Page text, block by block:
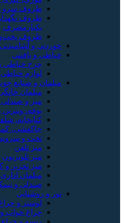
ظروف سرو و
ظروف نگهدارنده،
یکبارمصرف
ظروف پخت‌وپز
خوردنی و آشامیدنی
خیاطی و بافتنی
چرخ خیاطی و
لوازم خیاطی و بافتنی
مبلمان و صنایع چوب
مبلمان خانگی و
میز و صندلی
بوفه، ویترین و
کتابخانه، شلف و
جاکفشی، کمد و
تخت و سرویس خواب
میز تلفن
میز تلویزیون
میز تحریر و کامپیوتر
مبلمان اداری
صندلی و نیمکت
نور و روشنایی
لوستر و چراغ آویز
چراغ خواب و آباژور